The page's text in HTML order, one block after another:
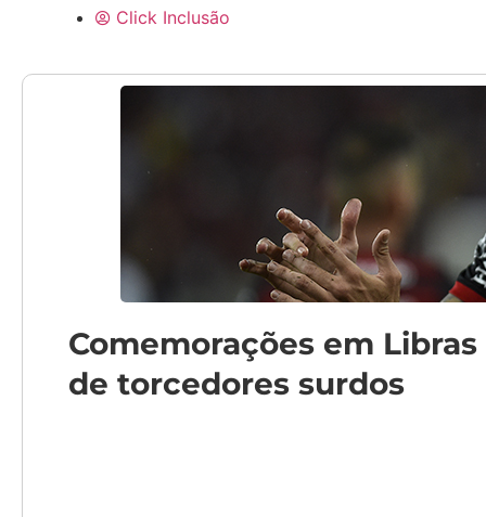
Click Inclusão
Comemorações em
de torcedores surdos